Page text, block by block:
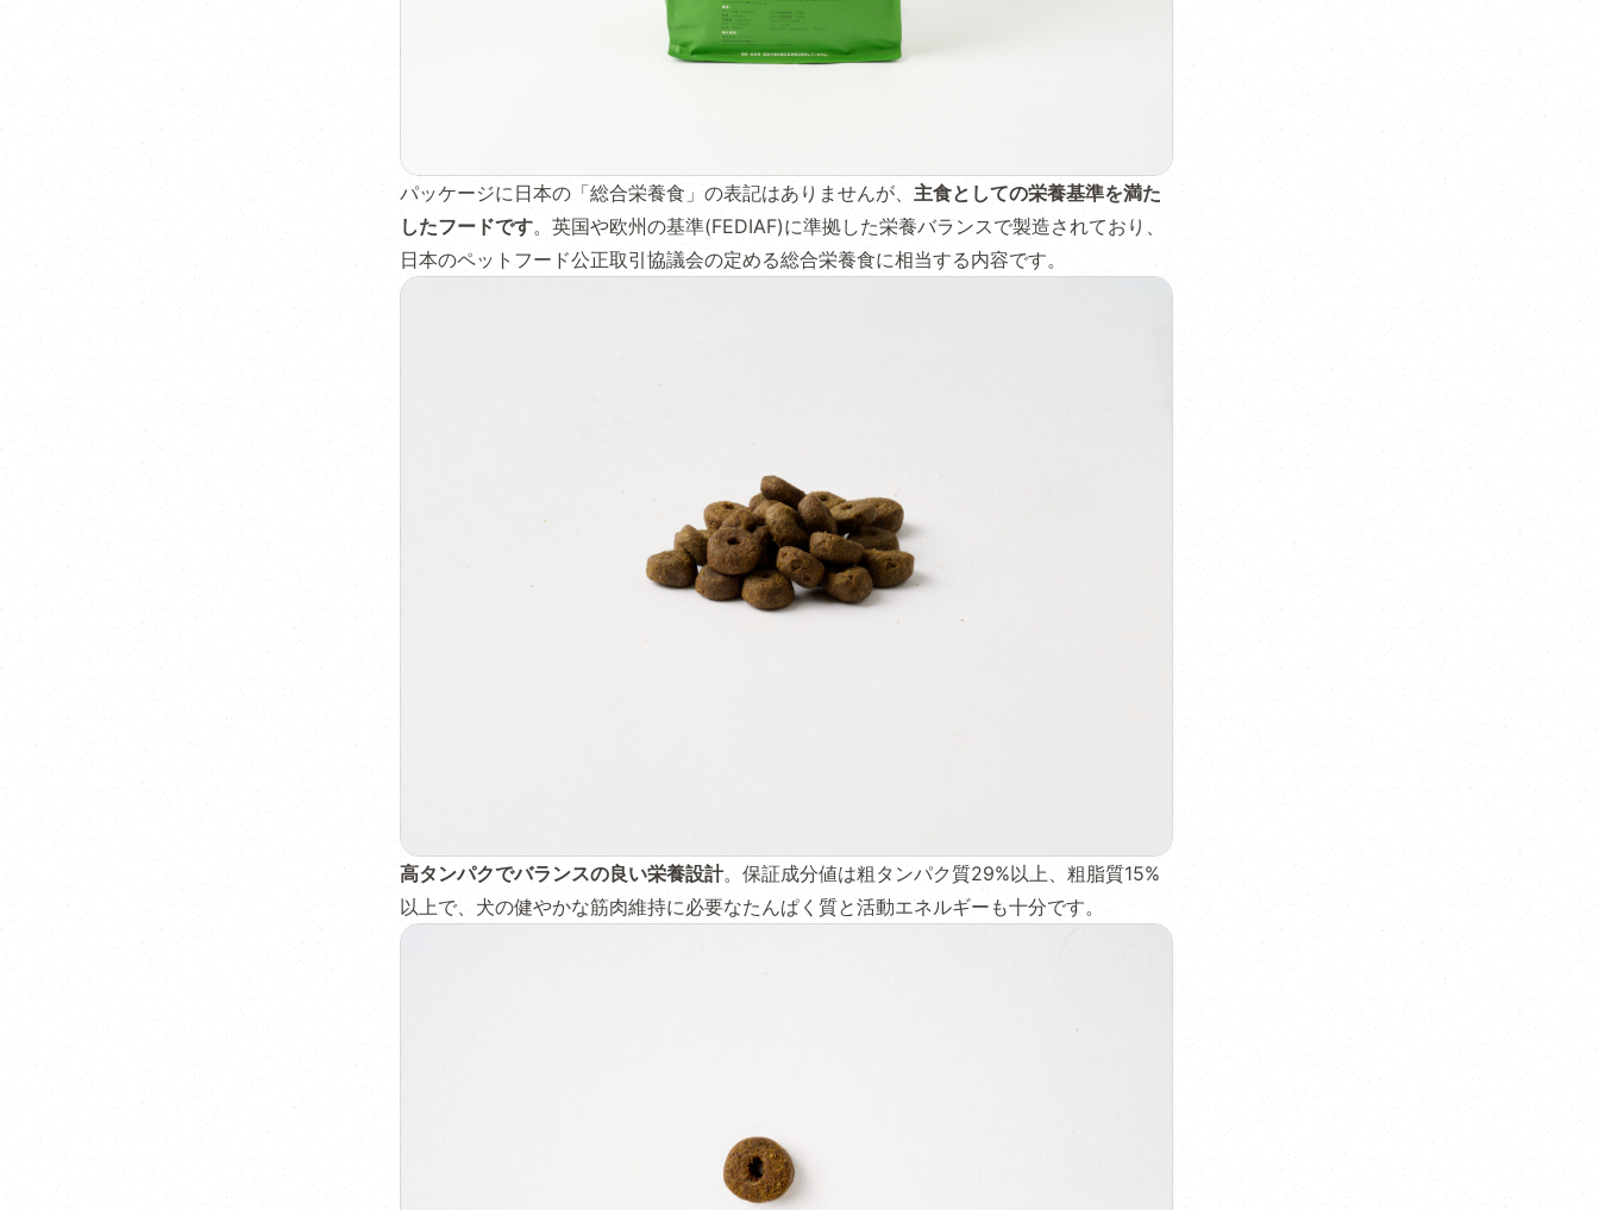
パッケージに日本の「総合栄養食」の表記はありませんが、 主食としての栄養基準を満た
したフードです。英国や欧州の基準(FEDIAF)に準拠した栄養バランスで製造されており、
日本のペットフード公正取引協議会の定める総合栄養食に相当する内容です。
高タンパクでバランスの良い栄養設計。保証成分値は粗タンパク質29%以上、粗脂質15%
以上で、犬の健やかな筋肉維持に必要なたんぱく質と活動エネルギーも十分です。